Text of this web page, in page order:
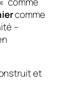
comme
–
et